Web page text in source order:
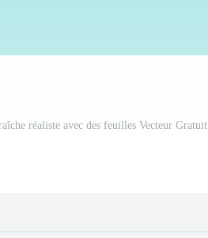
réaliste avec des feuilles Vecteur Gratuit